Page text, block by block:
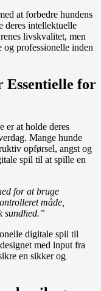
at forbedre hundens
deres intellektuelle
livskvalitet, men
og professionelle inden
for
er at holde deres
Mange hunde
opførsel, angst og
spil til at spille en
for at bruge
måde,
sundhed.”
digitale spil til
med input fra
en sikker og